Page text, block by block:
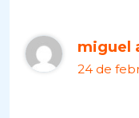
miguel
24 de